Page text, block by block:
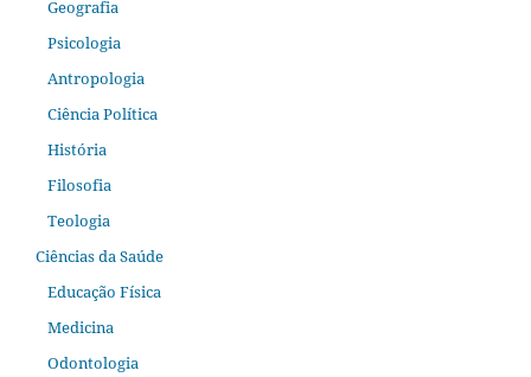
Geografia
Psicologia
Antropologia
Ciência Política
História
Filosofia
Teologia
Ciências da Saúde
Educação Física
Medicina
Odontologia